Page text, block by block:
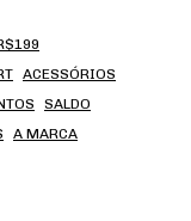
ACESSÓRIOS
SALDO
A MARCA